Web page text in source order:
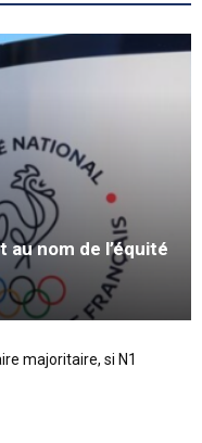
au nom de l’équité
majoritaire, si N1